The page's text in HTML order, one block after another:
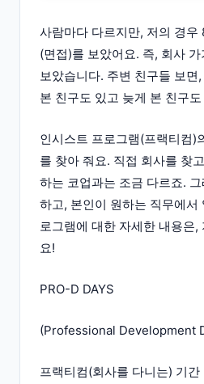
사람마다 다르지만, 저의 경우
(면접)를 보았어요. 즉, 회사
보았습니다. 주변 친구들 보면
본 친구도 있고 늦게 본 친구
인시스트 프로그램(프랙티컴)
를 찾아 줘요. 직접 회사를 찾
하는 코업과는 조금 다르죠.
하고, 본인이 원하는 직무에서
로그램에 대한 자세한 내용은,
요!​
PRO-D DAYS
(Professional Development
프랙티컴(회사를 다니는) 기